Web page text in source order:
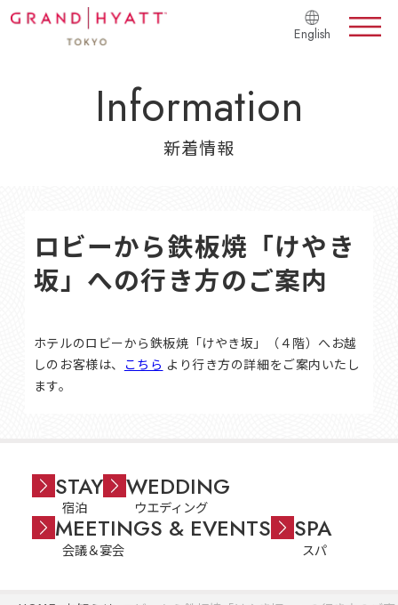
English
Information
新着情報
ロビーから鉄板焼「けやき
坂」への行き方のご案内
ホテルのロビーから鉄板焼「けやき坂」（４階）へお越
しのお客様は、
こちら より行き方の詳細をご案内いたし
ます。
STAY
宿泊
WEDDING
ウエディング
MEETINGS & EVENTS
会議＆宴会
SPA
スパ